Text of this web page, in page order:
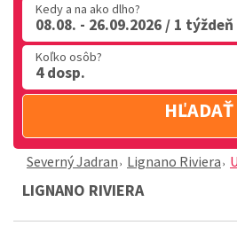
Kedy a na ako dlho?
08.08. - 26.09.2026 / 1 týždeň
Koľko osôb?
4 dosp.
HĽADAŤ
Severný Jadran Lignano Riviera
LIGNANO RIVIERA